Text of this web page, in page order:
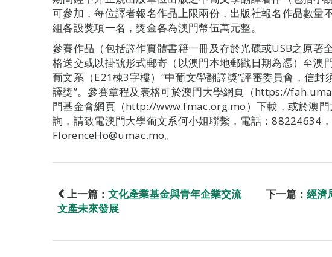
可參加，每位譯者報名作品上限兩份，出版社報名作品數量
組各設獎項一名，獎金各為澳門幣伍萬元整。
參賽作品（包括譯作實體書籍一冊及存於光碟或USB之原著
格送交或以掛號形式郵寄（以澳門本地郵戳日期為憑）至澳
葡文系（E21棟3字樓）“中葡文學翻譯獎”評審委員會，信封
譯獎”。參賽章程及表格可於澳門大學網頁（https://
門基金會網頁（http://www.fmac.org.mo）下載，或於澳門
詢，請致電澳門大學葡文系何小姐聯繫，電話：88224634，
FlorenceHo@umac.mo。
上一篇： 文化產業基金與青年企業交流
文產未來發展
下一篇： 經濟